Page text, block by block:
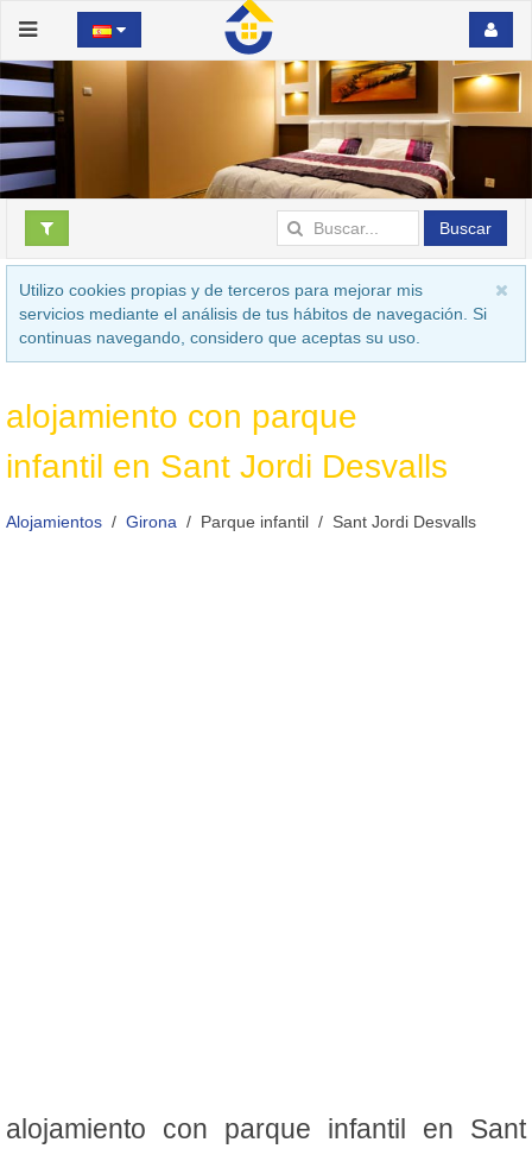
Buscar
Utilizo cookies propias y de terceros para mejorar mis
servicios mediante el análisis de tus hábitos de navegación. Si
continuas navegando, considero que aceptas su uso.
alojamiento con parque
infantil en Sant Jordi Desvalls
Alojamientos Girona Parque infantil Sant Jordi Desvalls
alojamiento con parque infantil en Sant